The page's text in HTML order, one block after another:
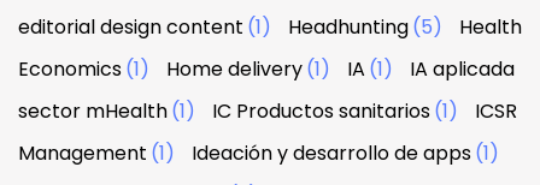
editorial design content (1) Headhunting(5)
Health
Economics(1) Home delivery(1) IA (1)
IA aplicada
sector mHealth(1) IC Productos sanitarios(1)
ICSR
Management (1) Ideación y desarrollo de apps(1)